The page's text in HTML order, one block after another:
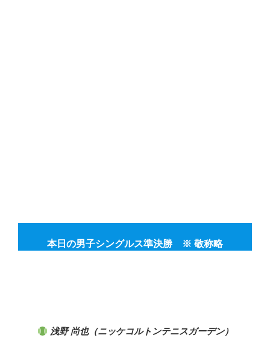
本日の男子シングルス準決勝 ※ 敬称略
浅野 尚也（ニッケコルトンテニスガーデン）